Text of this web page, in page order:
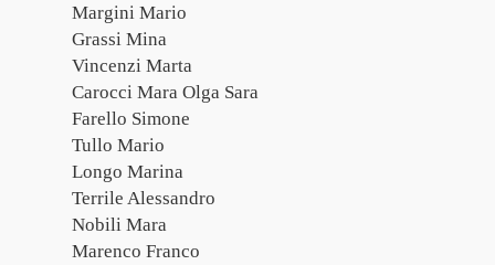
Margini Mario
Grassi Mina
Vincenzi Marta
Carocci Mara Olga Sara
Farello Simone
Tullo Mario
Longo Marina
Terrile Alessandro
Nobili Mara
Marenco Franco